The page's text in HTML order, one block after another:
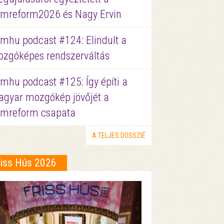
és Nagy Ervin
podcast #124: Elindult a
rendszerváltás
podcast #125: Így építi a
mozgókép jövőjét a
csapata
A TELJES DOSSZIÉ
Hús 2026